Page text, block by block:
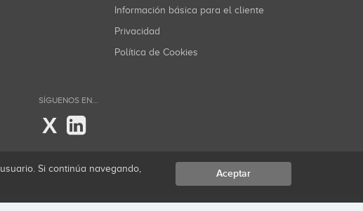
Información básica para el cliente
Privacidad
Política de Cookies
SÍGUENOS EN...
X
Si continúa navegando,
Aceptar